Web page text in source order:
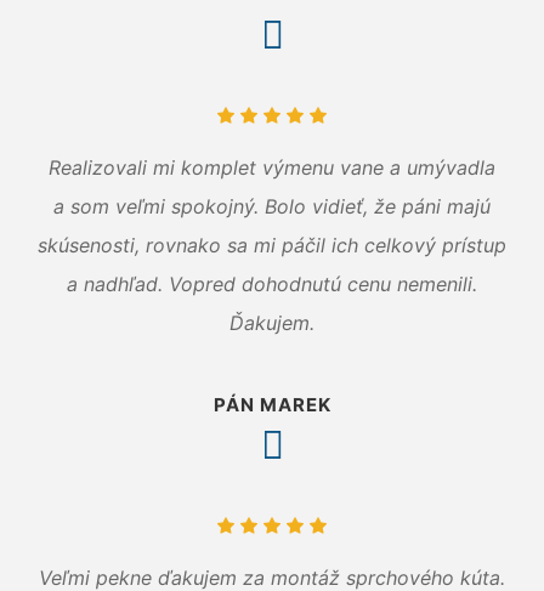
Realizovali mi komplet výmenu vane a umývadla
a som veľmi spokojný. Bolo vidieť, že páni majú
skúsenosti, rovnako sa mi páčil ich celkový prístup
a nadhľad. Vopred dohodnutú cenu nemenili.
Ďakujem.
PÁN MAREK
Veľmi pekne ďakujem za montáž sprchového kúta.